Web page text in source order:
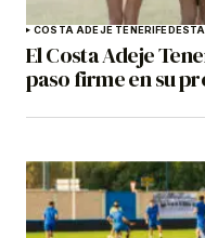
COSTA ADEJE TENERIFE
El Costa Adeje
paso firme en su